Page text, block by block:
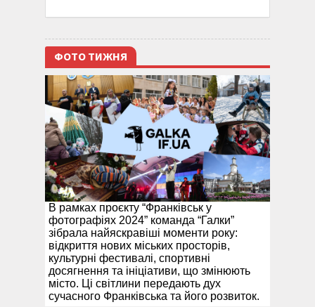
ФОТО ТИЖНЯ
В рамках проєкту “Франківськ у
фотографіях 2024” команда “Галки”
зібрала найяскравіші моменти року:
відкриття нових міських просторів,
культурні фестивалі, спортивні
досягнення та ініціативи, що змінюють
місто. Ці світлини передають дух
сучасного Франківська та його розвиток.